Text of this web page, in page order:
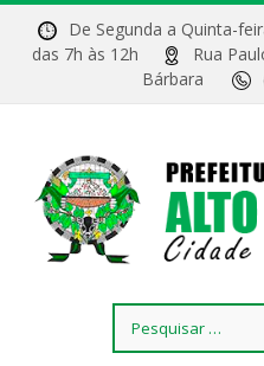
De Segunda a Quinta-
das 7h às 12h
Rua
Bárbara
por: